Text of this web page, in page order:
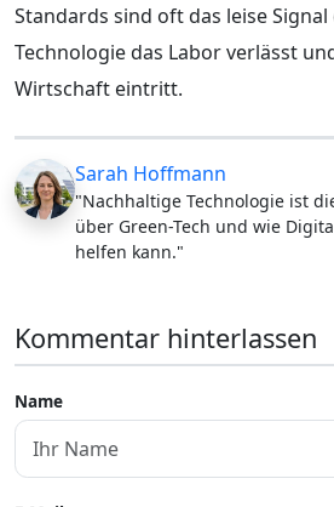
Standards sind oft das leise Signal
Technologie das Labor verlässt
Wirtschaft eintritt.
Sarah Hoffmann
"Nachhaltige Technologie ist
über Green-Tech und wie
helfen kann."
Kommentar hinterlassen
Name